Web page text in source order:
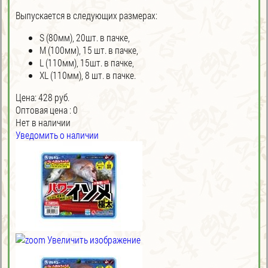
Выпускается в следующих размерах:
S (80мм), 20шт. в пачке,
M (100мм), 15 шт. в пачке,
L (110мм), 15шт. в пачке,
XL (110мм), 8 шт. в пачке.
Цена:428 руб.
Оптовая цена:0
Нет в наличии
Уведомить о наличии
Увеличить изображение